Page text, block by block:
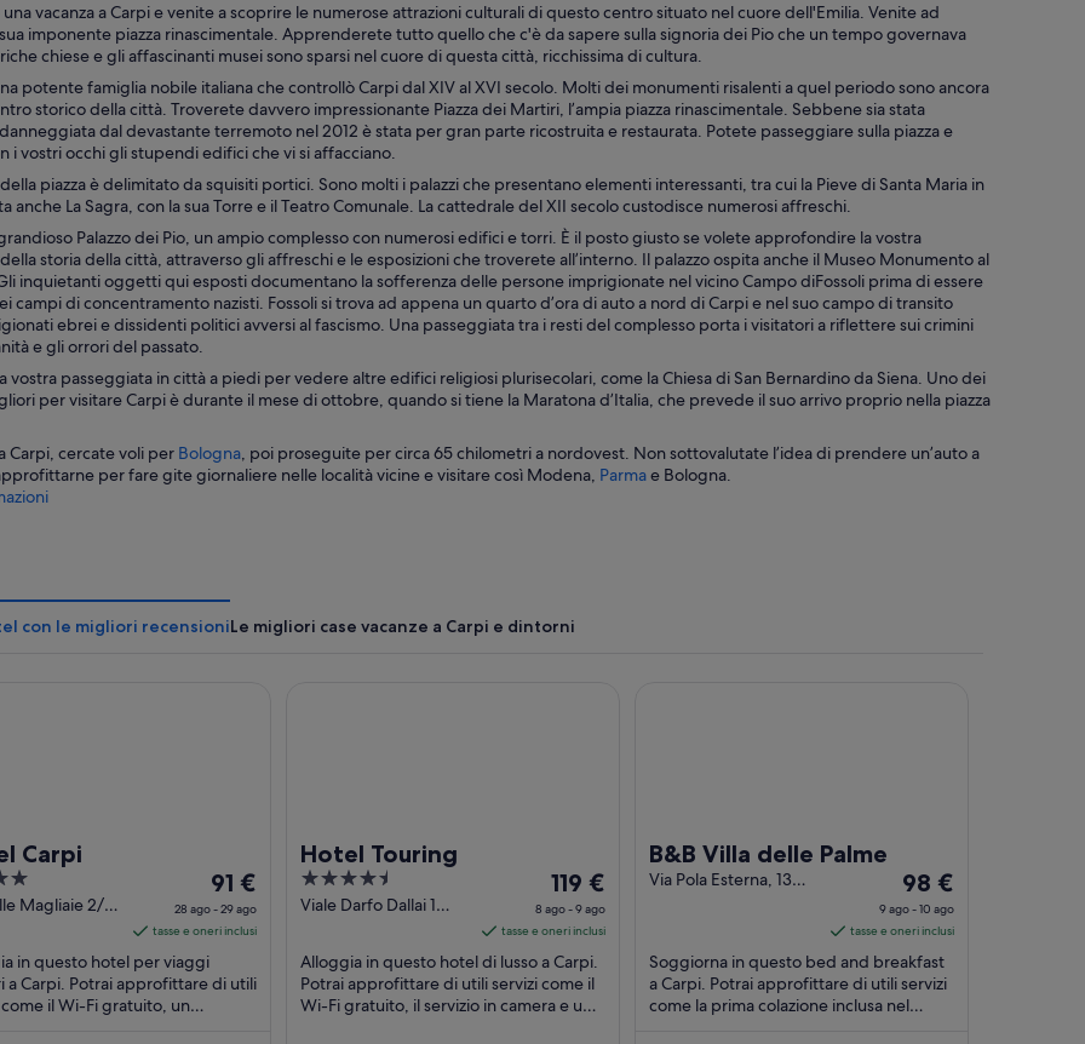
Una piazza lastricata con edifici storici, tra cui una chiesa con un campanile e una grande struttura simile a un
vacanza a Carpi e venite a scoprire le numerose attrazioni culturali di questo centro situato nel cuore dell'Emilia. Venite ad
imponente piazza rinascimentale. Apprenderete tutto quello che c'è da sapere sulla signoria dei Pio che un tempo governava
chiese e gli affascinanti musei sono sparsi nel cuore di questa città, ricchissima di cultura.
potente famiglia nobile italiana che controllò Carpi dal XIV al XVI secolo. Molti dei monumenti risalenti a quel periodo sono ancora
storico della città. Troverete davvero impressionante Piazza dei Martiri, l’ampia piazza rinascimentale. Sebbene sia stata
dal devastante terremoto nel 2012 è stata per gran parte ricostruita e restaurata. Potete passeggiare sulla piazza e
i vostri occhi gli stupendi edifici che vi si affacciano.
piazza è delimitato da squisiti portici. Sono molti i palazzi che presentano elementi interessanti, tra cui la Pieve di Santa Maria in
anche La Sagra, con la suaTorree ilTeatro Comunale. La cattedrale del XII secolo custodisce numerosi affreschi.
Palazzo dei Pio, un ampio complesso con numerosi edifici e torri. È il posto giusto se volete approfondire la vostra
storia della città, attraverso gli affreschi e le esposizioni che troverete all’interno. Il palazzo ospita anche il Museo Monumento al
inquietanti oggetti qui esposti documentano la sofferenza delle persone imprigionate nel vicinoCampo diFossoli prima di essere
campi di concentramento nazisti. Fossoli si trova ad appena un quarto d’ora di auto a nord di Carpi e nel suo campo di transito
ebrei e dissidenti politici avversi al fascismo. Una passeggiata tra i resti del complesso porta i visitatori a riflettere sui crimini
e gli orrori del passato.
vostra passeggiata in città a piedi per vedere altre edifici religiosi plurisecolari, come laChiesa di San Bernardino da Siena. Uno dei
per visitare Carpi è durante il mese di ottobre, quando si tiene la Maratona d’Italia, che prevede il suo arrivo proprio nella piazza
Carpi, cercate voli per BolognaA
p
i
n
e
s
r
a
, poi proseguite per circa 65 chilometri a nordovest. Non sottovalutate l’idea di prendere un’auto a
per fare gite giornaliere nelle località vicine e visitare così Modena, ParmaA
a
f
s
r
a
e Bologna.
con le migliori recensioniLe migliori case vacanze a Carpi e dintorni
Carpi
Magliaie 2/4
Il
prezzo
è
a
91 €
28 ago - 29 ago
tasse e oneri inclusi
in questo hotel per viaggi
a Carpi. Potrai approfittare di utili
il Wi-Fi gratuito, un
Hotel Touring
4.5
out
5
Viale Darfo Dallai 1
Il
prezzo
è
119 €
a
notte
119 €
8 ago - 9 ago
tasse e oneri inclusi
Alloggia in questo hotel di lusso a Carpi.
Potrai approfittare di utili servizi come il
Wi-Fi gratuito, il servizio in camera e una
B&B Villa delle Palme
Via Pola Esterna, 13
Il
prezzo
è
98 €
a
notte
98 €
9 ago - 10 ago
tasse e oneri inclusi
Soggiorna in questo bed and breakfast
a Carpi. Potrai approfittare di utili servizi
come la prima colazione inclusa nel